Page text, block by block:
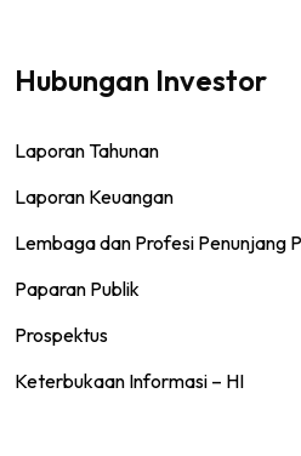
Hubungan Investor
Laporan Tahunan
Laporan Keuangan
Lembaga dan Profesi Penunjang
Paparan Publik
Prospektus
Keterbukaan Informasi – HI